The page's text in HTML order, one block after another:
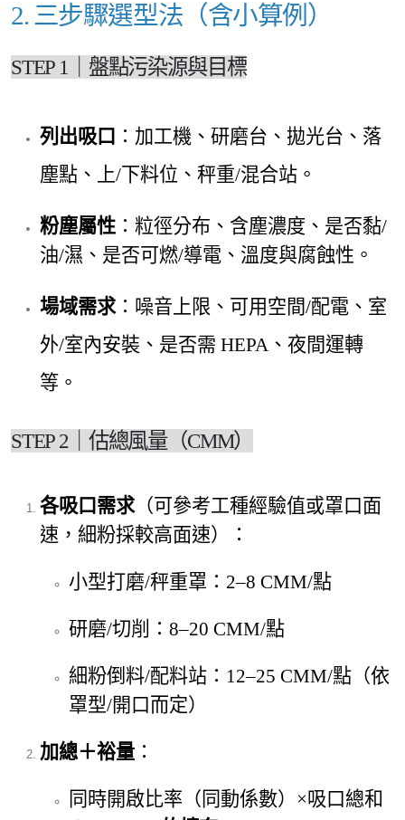
2. 三步驟選型法（含小算例）
STEP 1｜盤點污染源與目標
列出吸口 ：加工機、研磨台、拋光台、落
塵點、上/下料位、秤重/混合站。
粉塵屬性 ：粒徑分布、含塵濃度、是否黏/
油/濕、是否可燃/導電、溫度與腐蝕性。
場域需求：噪音上限、可用空間/配電、室
外/室內安裝 、是否需 HEPA、夜間運轉
等。
STEP 2｜估總風量（CMM）
各吸口需求（可參考工種經驗值或罩口面
速，細粉採較高面速）：
小型打磨/秤重罩：2–8 CMM/點
研磨/切削：8–20 CMM/點
細粉倒料/配料站：12–25 CMM/點（依
罩型/開口而定）
加總＋裕量 ：
同時開啟比率（同動係數）×吸口總和